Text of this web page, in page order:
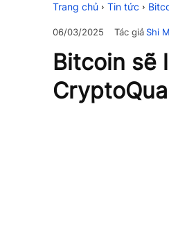
Trang chủ Tin tức
06/03/2025 Tác giảShi
Bitcoin sẽ